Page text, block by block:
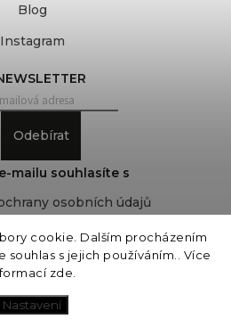
cookie. Dalším procházením
s jejich používáním.. Více
zde
Nastavení
Blog
Instagram
Odebírat
mailu souhlasíte s
osobních údajů
cookies